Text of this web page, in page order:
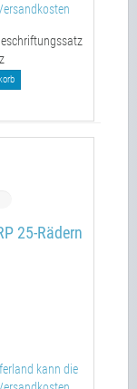
25-Rädern
kann die